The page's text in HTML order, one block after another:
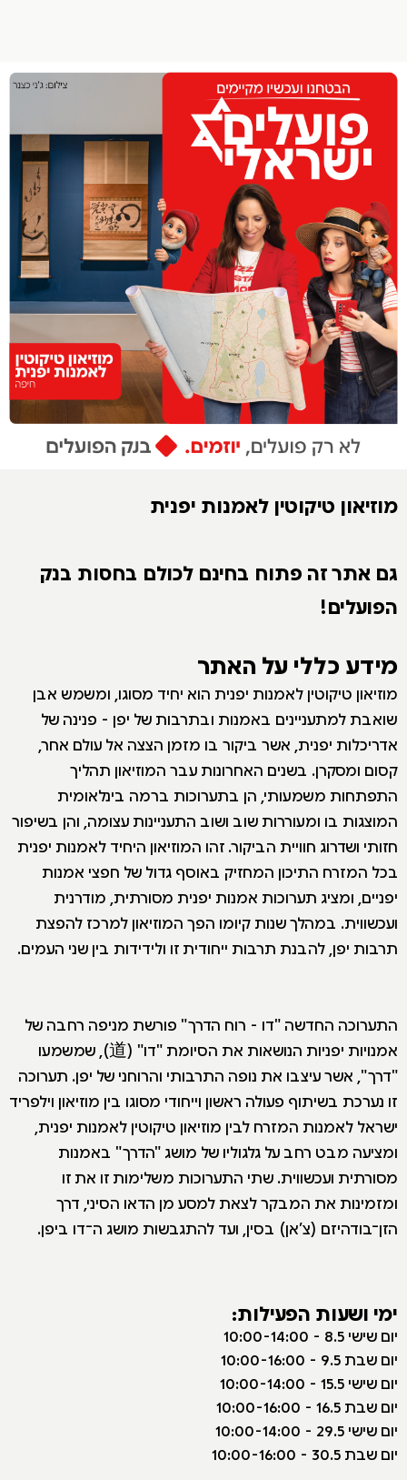
הפרופיל שלי
התנתק
מוזיאון טיקוטין לאמנות יפנית
גם אתר זה פתוח בחינם לכולם בחסות בנק
הפועלים!
מידע כללי על האתר
מוזיאון טיקוטין לאמנות יפנית הוא יחיד מסוגו, ומשמש אבן
שואבת למתעניינים באמנות ובתרבות של יפן - פנינה של
אדריכלות יפנית, אשר ביקור בו מזמן הצצה אל עולם אחר,
קסום ומסקרן. בשנים האחרונות עבר המוזיאון תהליך
התפתחות משמעותי, הן בתערוכות ברמה בינלאומית
המוצגות בו ומעוררות שוב ושוב התעניינות עצומה, והן בשיפור
חזותי ושדרוג חוויית הביקור. זהו המוזיאון היחיד לאמנות יפנית
בכל המזרח התיכון המחזיק באוסף גדול של חפצי אמנות
יפניים, ומציג תערוכות אמנות יפנית מסורתית, מודרנית
ועכשווית. במהלך שנות קיומו הפך המוזיאון למרכז להפצת
תרבות יפן, להבנת תרבות ייחודית זו ולידידות בין שני העמים.
התערוכה החדשה "דו - רוח הדרך" פורשת מניפה רחבה של
אמנויות יפניות הנושאות את הסיומת "דו" (道), שמשמעו
"דרך", אשר עיצבו את נופה התרבותי והרוחני של יפן. תערוכה
זו נערכת בשיתוף פעולה ראשון וייחודי מסוגו בין מוזיאון וילפריד
ישראל לאמנות המזרח לבין מוזיאון טיקוטין לאמנות יפנית,
ומציעה מבט רחב על גלגוליו של מושג "הדרך" באמנות
מסורתית ועכשווית. שתי התערוכות משלימות זו את זו
ומזמינות את המבקר לצאת למסע מן הדאו הסיני, דרך
הזן־בודהיזם (צ’אן) בסין, ועד להתגבשות מושג ה־דו ביפן.
ימי ושעות הפעילות:
יום שישי 8.5 - 10:00-14:00
יום שבת 9.5 - 10:00-16:00
יום שישי 15.5 - 10:00-14:00
יום שבת 16.5 - 10:00-16:00
יום שישי 29.5 - 10:00-14:00
יום שבת 30.5 - 10:00-16:00